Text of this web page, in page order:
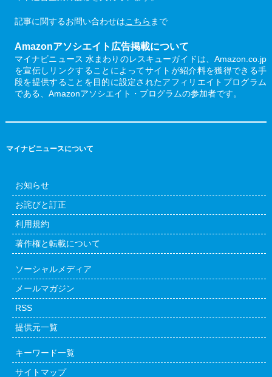
記事に関するお問い合わせはこちら まで
Amazonアソシエイト広告掲載について
マイナビニュース 水まわりのレスキューガイドは、Amazon.co.jp
を宣伝しリンクすることによってサイトが紹介料を獲得できる手
段を提供することを目的に設定されたアフィリエイトプログラム
である、Amazonアソシエイト・プログラムの参加者です。
マイナビニュースについて
お知らせ
お詫びと訂正
利用規約
著作権と転載について
ソーシャルメディア
メールマガジン
RSS
提供元一覧
キーワード一覧
サイトマップ